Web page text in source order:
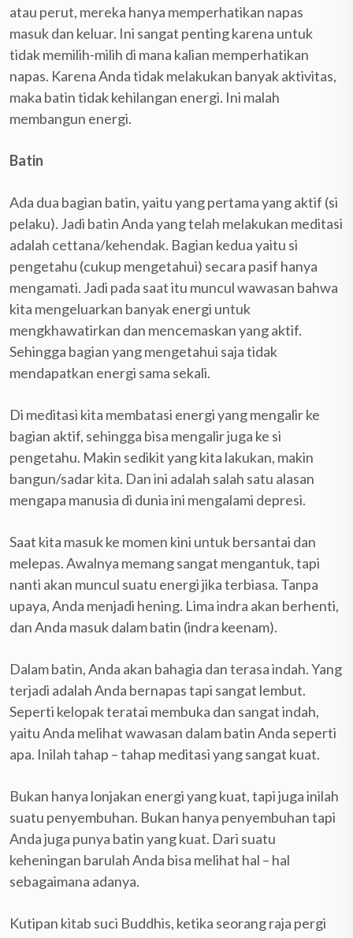
atau perut, mereka hanya memperhatikan napas
masuk dan keluar. Ini sangat penting karena untuk
tidak memilih-milih di mana kalian memperhatikan
napas. Karena Anda tidak melakukan banyak aktivitas,
maka batin tidak kehilangan energi. Ini malah
membangun energi.
Batin
Ada dua bagian batin, yaitu yang pertama yang aktif (si
pelaku). Jadi batin Anda yang telah melakukan meditasi
adalah cettana/kehendak. Bagian kedua yaitu si
pengetahu (cukup mengetahui) secara pasif hanya
mengamati. Jadi pada saat itu muncul wawasan bahwa
kita mengeluarkan banyak energi untuk
mengkhawatirkan dan mencemaskan yang aktif.
Sehingga bagian yang mengetahui saja tidak
mendapatkan energi sama sekali.
Di meditasi kita membatasi energi yang mengalir ke
bagian aktif, sehingga bisa mengalir juga ke si
pengetahu. Makin sedikit yang kita lakukan, makin
bangun/sadar kita. Dan ini adalah salah satu alasan
mengapa manusia di dunia ini mengalami depresi.
Saat kita masuk ke momen kini untuk bersantai dan
melepas. Awalnya memang sangat mengantuk, tapi
nanti akan muncul suatu energi jika terbiasa. Tanpa
upaya, Anda menjadi hening. Lima indra akan berhenti,
dan Anda masuk dalam batin (indra keenam).
Dalam batin, Anda akan bahagia dan terasa indah. Yang
terjadi adalah Anda bernapas tapi sangat lembut.
Seperti kelopak teratai membuka dan sangat indah,
yaitu Anda melihat wawasan dalam batin Anda seperti
apa. Inilah tahap – tahap meditasi yang sangat kuat.
Bukan hanya lonjakan energi yang kuat, tapi juga inilah
suatu penyembuhan. Bukan hanya penyembuhan tapi
Anda juga punya batin yang kuat. Dari suatu
keheningan barulah Anda bisa melihat hal – hal
sebagaimana adanya.
Kutipan kitab suci Buddhis, ketika seorang raja pergi